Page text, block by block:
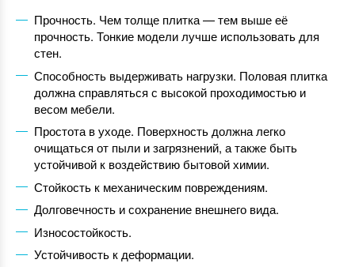
Прочность. Чем толще плитка — тем выше её
прочность. Тонкие модели лучше использовать для
стен.
Способность выдерживать нагрузки. Половая плитка
должна справляться с высокой проходимостью и
весом мебели.
Простота в уходе. Поверхность должна легко
очищаться от пыли и загрязнений, а также быть
устойчивой к воздействию бытовой химии.
Стойкость к механическим повреждениям.
Долговечность и сохранение внешнего вида.
Износостойкость.
Устойчивость к деформации.